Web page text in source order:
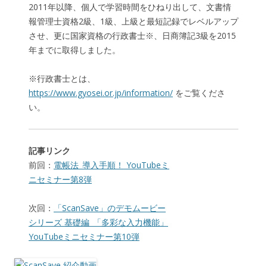
2011年以降、個人で学習時間をひねり出して、文書情
報管理士資格2級、1級、上級と最短記録でレベルアップ
させ、更に国家資格の行政書士※、日商簿記3級を2015
年までに取得しました。
※行政書士とは、
https://www.gyosei.or.jp/information/ をご覧くださ
い。
記事リンク
前回： 電帳法_導入手順！ YouTubeミ
ニセミナー第8弾
次回：
「ScanSave」のデモムービー
シリーズ 基礎編_「多彩な入力機能」
YouTubeミニセミナー第10弾